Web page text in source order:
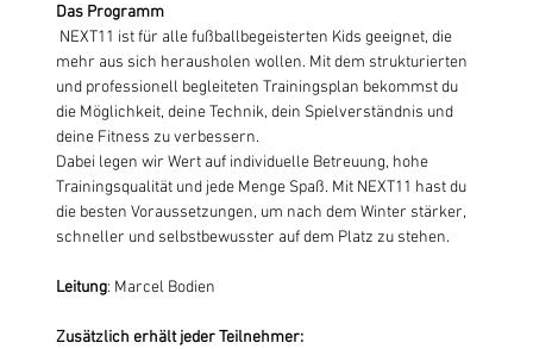
Das Programm
NEXT11 ist für alle fußballbegeisterten Kids geeignet, die
mehr aus sich herausholen wollen. Mit dem strukturierten
und professionell begleiteten Trainingsplan bekommst du
die Möglichkeit, deine Technik, dein Spielverständnis und
deine Fitness zu verbessern.
Dabei legen wir Wert auf individuelle Betreuung, hohe
Trainingsqualität und jede Menge Spaß. Mit NEXT11 hast du
die besten Voraussetzungen, um nach dem Winter stärker,
schneller und selbstbewusster auf dem Platz zu stehen.
Leitung: Marcel Bodien
Zusätzlich erhält jeder Teilnehmer: